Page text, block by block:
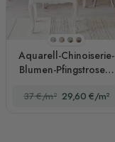
Stil 1
Stil 2
Stil 3
Stil 4
Aquarell-Chinoiserie-
Blumen-Pfingstrosen-
37 €/m² 29,60 €/m²